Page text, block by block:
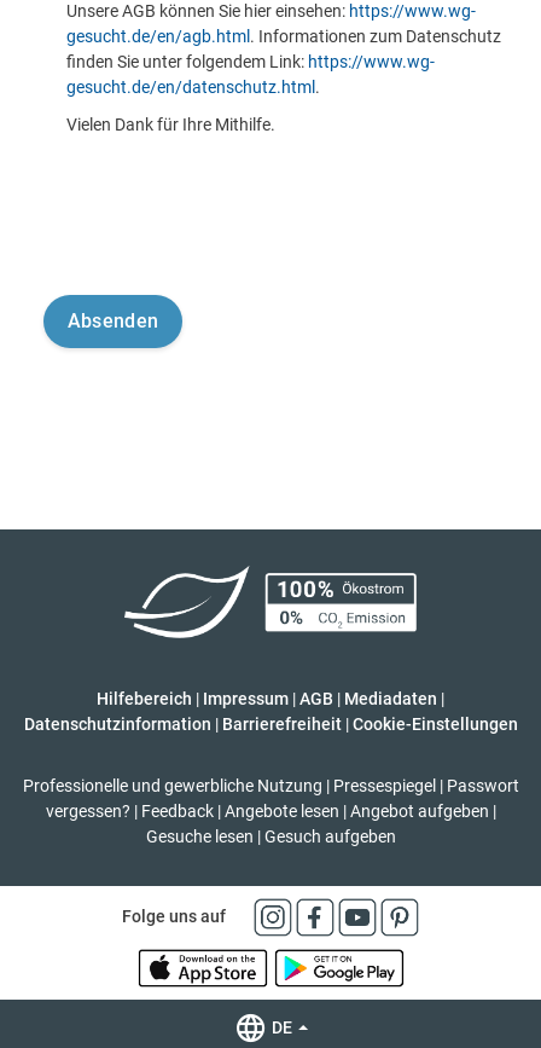
Unsere AGB können Sie hier einsehen: https://www.wg-
gesucht.de/en/agb.html . Informationen zum Datenschutz
finden Sie unter folgendem Link: https://www.wg-
gesucht.de/en/datenschutz.html .
Vielen Dank für Ihre Mithilfe.
Hilfebereich | Impressum |AGB | Mediadaten |
Datenschutzinformation | Barrierefreiheit | Cookie-Einstellungen
Professionelle und gewerbliche Nutzung | Pressespiegel | Passwort
vergessen? | Feedback | Angebote lesen | Angebot aufgeben |
Gesuche lesen | Gesuch aufgeben
Folge uns auf
DE